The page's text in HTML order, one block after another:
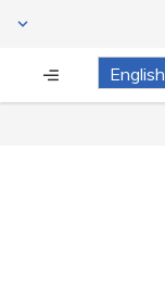
English